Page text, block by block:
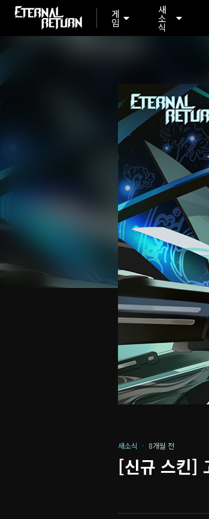
게
임
새
소
식
새소식 8개월 전
[신규 스킨]